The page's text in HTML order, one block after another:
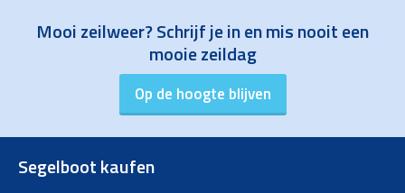
Mooi zeilweer? Schrijf je in en mis nooit een
mooie zeildag
Segelboot kaufen